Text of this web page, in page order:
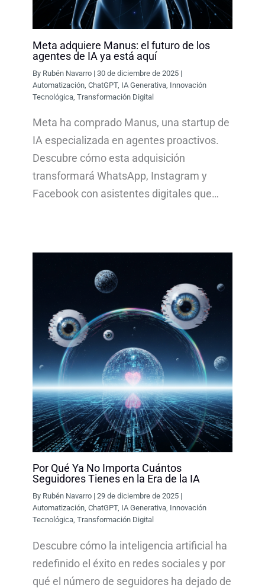
Meta adquiere Manus: el futuro de los
agentes de IA ya está aquí
By Rubén Navarro |30 de diciembre de 2025 |
Automatización ,ChatGPT, IA Generativa Innovación
Tecnológica ,Transformación Digital
Meta ha comprado Manus, una startup de
IA especializada en agentes proactivos.
Descubre cómo esta adquisición
transformará WhatsApp, Instagram y
Facebook con asistentes digitales que…
Por Qué Ya No Importa Cuántos
Seguidores Tienes en la Era de la IA
By Rubén Navarro |29 de diciembre de 2025 |
Automatización,ChatGPT, IA Generativa, Innovación
Tecnológica,Transformación Digital
Descubre cómo la inteligencia artificial ha
redefinido el éxito en redes sociales y por
qué el número de seguidores ha dejado de